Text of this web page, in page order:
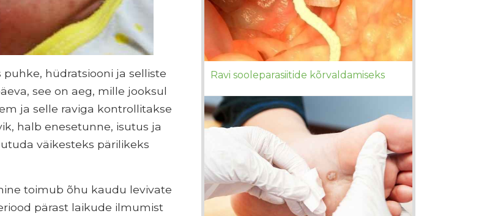
hüdratsiooni ja selliste
see on aeg, mille jooksul
ja selle raviga kontrollitakse
halb enesetunne, isutus ja
väikesteks pärilikeks
toimub õhu kaudu levivate
pärast laikude ilmumist
Ravi sooleparasiitide kõrvaldamiseks